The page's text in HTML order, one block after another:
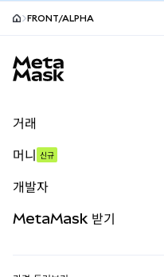
FRONT/ALPHA
거래
무기한 선물
실물자산
머니 신규
개발자
MetaMask 받기